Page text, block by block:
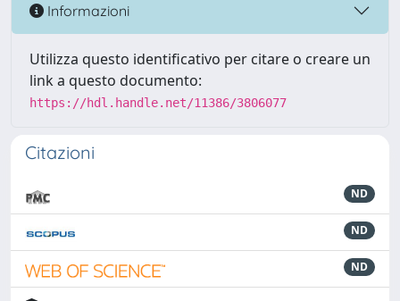
Informazioni
Utilizza questo identificativo per citare o creare un
link a questo documento:
https://hdl.handle.net/11386/3806077
Citazioni
ND
ND
ND